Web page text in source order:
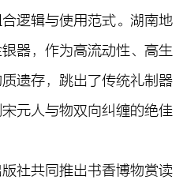
逻辑与使用范式。湖南地
器，作为高流动性、高生
遗存，跳出了传统礼制器
元人与物双向纠缠的绝佳
社共同推出书香博物赏读